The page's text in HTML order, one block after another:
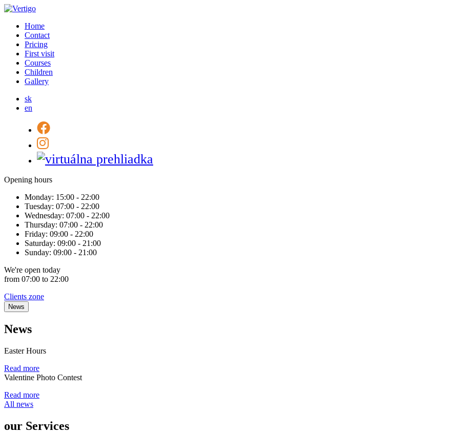
Home
Contact
Pricing
First visit
Courses
Children
Gallery
sk
en
Opening hours
Monday: 15:00 - 22:00
Tuesday: 07:00 - 22:00
Wednesday: 07:00 - 22:00
Thursday: 07:00 - 22:00
Friday: 09:00 - 22:00
Saturday: 09:00 - 21:00
Sunday: 09:00 - 21:00
We're open today
from 07:00 to 22:00
Clients zone
News
News
Easter Hours
Read more
Valentine Photo Contest
Read more
All news
our Services